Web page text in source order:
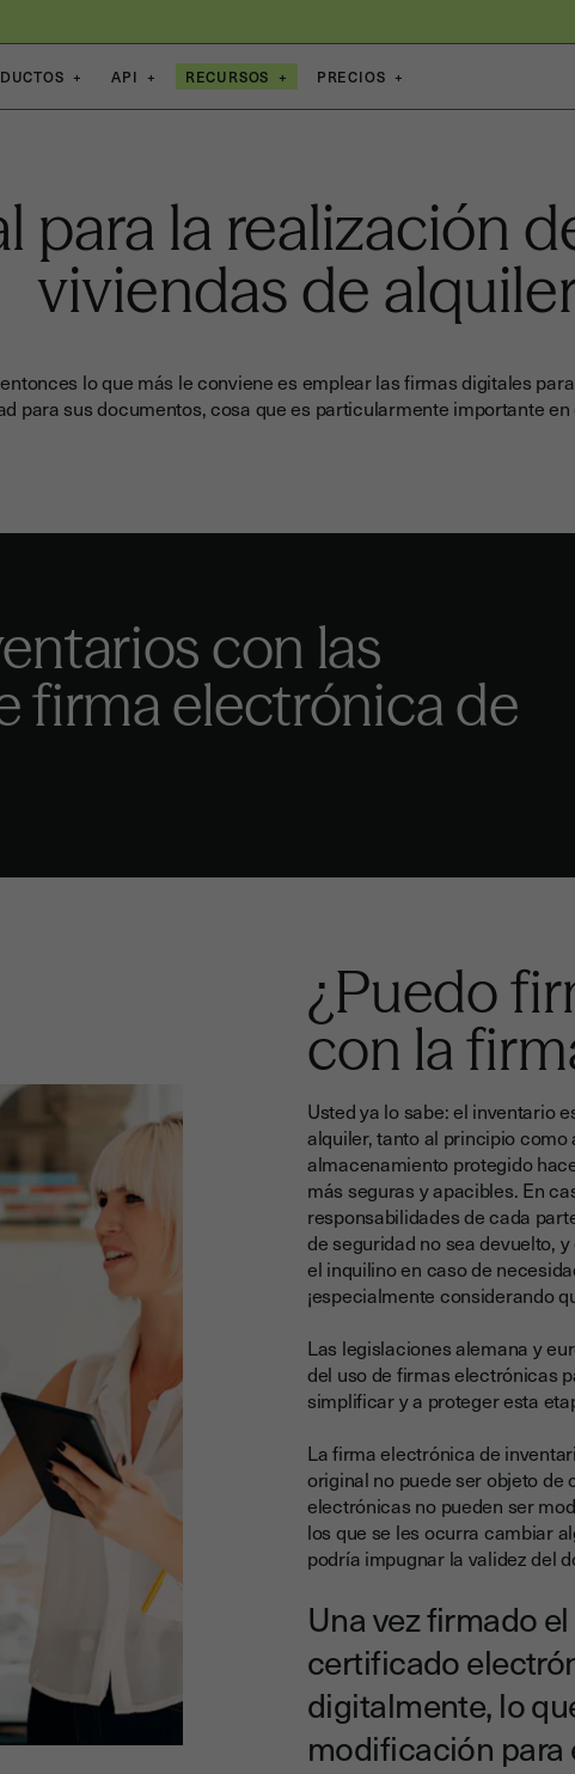
+ API + RECURSOS + PRECIOS +
para la realización
viviendas de
lo que más le conviene es emplear las firmas digitales
para sus documentos, cosa que es particularmente importante
con las
firma electrónica de
¿Puedo
con la
Usted ya lo sabe:el inventario
alquiler, tanto al principio
almacenamiento protegido
más seguras y apacibles. En
responsabilidades de cada
de seguridad no sea devuelto,
el inquilino en caso de
¡especialmente considerando
Las legislaciones alemana y
del uso de firmas electrónicas
simplificar y a proteger esta
La firma electrónica de
original no puede ser objeto
electrónicas no pueden ser
los que se les ocurra cambiar
podría impugnar la validez del
Una vez firmado
certificado
digitalmente, lo
modificación